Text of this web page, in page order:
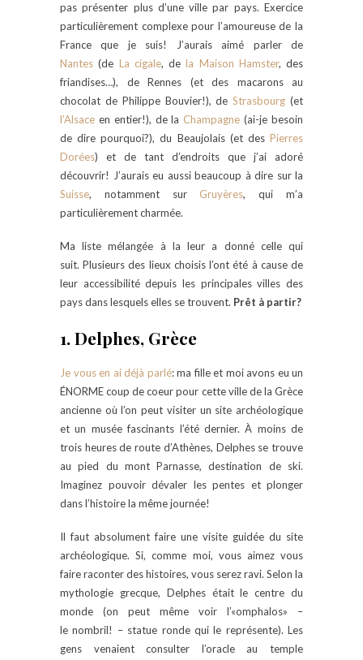
pas présenter plus d’une ville par pays. Exercice
particulièrement complexe pour l’amoureuse de la
France que je suis! J’aurais aimé parler de
Nantes (de La cigale, dela Maison Hamster, des
friandises…), de Rennes (et des macarons au
chocolat de Philippe Bouvier!), deStrasbourg (et
l’Alsace en entier!), de la Champagne(ai-je besoin
de dire pourquoi?), du Beaujolais (et des Pierres
Dorées) et de tant d’endroits que j’ai adoré
découvrir! J’aurais eu aussi beaucoup à dire sur la
Suisse, notamment sur Gruyères, qui m’a
particulièrement charmée.
Ma liste mélangée à la leur a donné celle qui
suit. Plusieurs des lieux choisis l’ont été à cause de
leur accessibilité depuis les principales villes des
pays dans lesquels elles se trouvent. Prêt à partir?
1. Delphes, Grèce
Je vous en ai déjà parlé: ma fille et moi avons eu un
ÉNORME coup de coeur pour cette ville de la Grèce
ancienne où l’on peut visiter un site archéologique
et un musée fascinants l’été dernier. À moins de
trois heures de route d’Athènes, Delphes se trouve
au pied du mont Parnasse, destination de ski.
Imaginez pouvoir dévaler les pentes et plonger
dans l’histoire la même journée!
Il faut absolument faire une visite guidée du site
archéologique. Si, comme moi, vous aimez vous
faire raconter des histoires, vous serez ravi. Selon la
mythologie grecque, Delphes était le centre du
monde (on peut même voir l’«omphalos» –
le nombril! – statue ronde qui le représente). Les
gens venaient consulter l’oracle au temple